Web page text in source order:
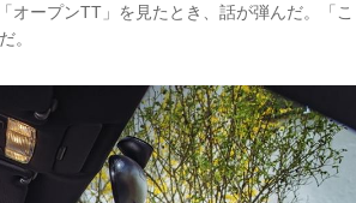
オープンTT」を見たとき、話が弾んだ。「こ
。